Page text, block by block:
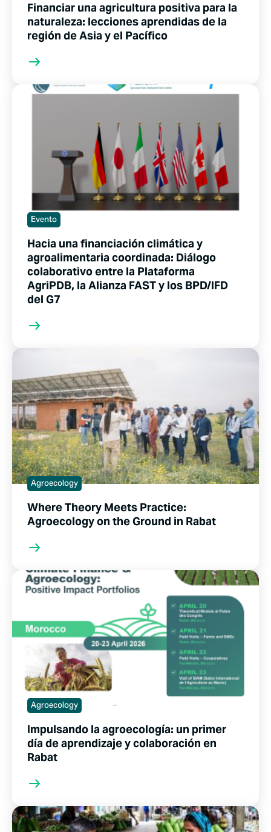
Financiar una agricultura positiva para la
naturaleza: lecciones aprendidas de la
región de Asia y el Pacífico
Evento
Hacia una financiación climática y
agroalimentaria coordinada: Diálogo
colaborativo entre la Plataforma
AgriPDB, la Alianza FAST y los BPD/IFD
del G7
Agroecology
Where Theory Meets Practice:
Agroecology on the Ground in Rabat
Agroecology
Impulsando la agroecología: un primer
día de aprendizaje y colaboración en
Rabat